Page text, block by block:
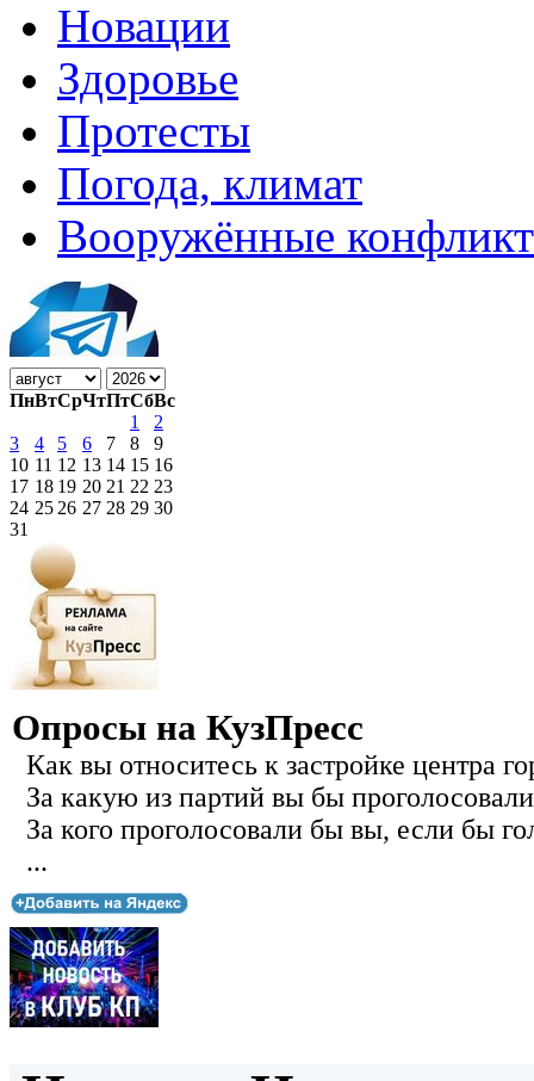
Новации
Здоровье
Протесты
Погода, климат
Вооружённые
ПнВтСрЧтПтСбВс
1
2
3
4 5 6 7 8
9
10 11 12 13 14 15 16
17 18 19 20 21 22 23
24 25 26 27 28 29 30
31
Опросы на КузПресс
Как вы относитесь к застройке центра
За какую из партий вы бы
За кого проголосовали бы вы, если бы
...